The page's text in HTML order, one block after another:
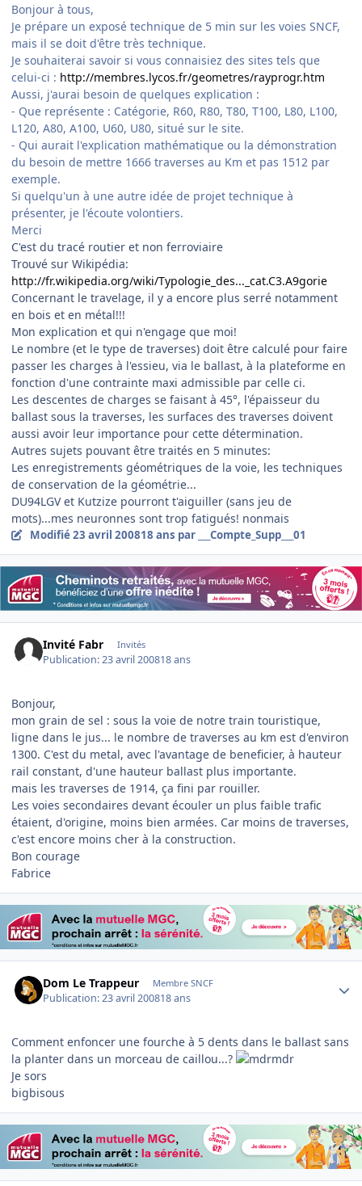
Bonjour à tous,
Je prépare un exposé technique de 5 min sur les voies SNCF,
mais il se doit d'être très technique.
Je souhaiterai savoir si vous connaisiez des sites tels que
celui-ci : http://membres.lycos.fr/geometres/rayprogr.htm
Aussi, j'aurai besoin de quelques explication :
- Que représente : Catégorie, R60, R80, T80, T100, L80, L100,
L120, A80, A100, U60, U80, situé sur le site.
- Qui aurait l'explication mathématique ou la démonstration
du besoin de mettre 1666 traverses au Km et pas 1512 par
exemple.
Si quelqu'un à une autre idée de projet technique à
présenter, je l'écoute volontiers.
Merci
C'est du tracé routier et non ferroviaire
Trouvé sur Wikipédia:
http://fr.wikipedia.org/wiki/Typologie_des..._cat.C3.A9gorie
Concernant le travelage, il y a encore plus serré notamment
en bois et en métal!!!
Mon explication et qui n'engage que moi!
Le nombre (et le type de traverses) doit être calculé pour faire
passer les charges à l'essieu, via le ballast, à la plateforme en
fonction d'une contrainte maxi admissible par celle ci.
Les descentes de charges se faisant à 45°, l'épaisseur du
ballast sous la traverses, les surfaces des traverses doivent
aussi avoir leur importance pour cette détermination.
Autres sujets pouvant être traités en 5 minutes:
Les enregistrements géométriques de la voie, les techniques
de conservation de la géométrie...
DU94LGV et Kutzize pourront t'aiguiller (sans jeu de
mots)...mes neuronnes sont trop fatigués! nonmais
Modifié23 avril 200818 ans par ___Compte_Supp___01
Invité Fabr Invités
Publication:23 avril 200818 ans
Bonjour,
mon grain de sel : sous la voie de notre train touristique,
ligne dans le jus... le nombre de traverses au km est d'environ
1300. C'est du metal, avec l'avantage de beneficier, à hauteur
rail constant, d'une hauteur ballast plus importante.
mais les traverses de 1914, ça fini par rouiller.
Les voies secondaires devant écouler un plus faible trafic
étaient, d'origine, moins bien armées. Car moins de traverses,
c'est encore moins cher à la construction.
Bon courage
Fabrice
Dom Le Trappeur Membre SNCF
Publication:23 avril 200818 ans
Comment enfoncer une fourche à 5 dents dans le ballast sans
la planter dans un morceau de caillou...?
Je sors
bigbisous